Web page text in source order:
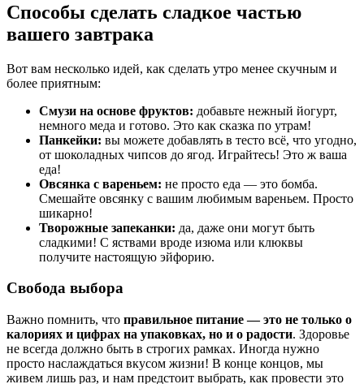
Способы сделать сладкое частью
вашего завтрака
Вот вам несколько идей, как сделать утро менее скучным и
более приятным:
Смузи на основе фруктов: добавьте нежный йогурт,
немного меда и готово. Это как сказка по утрам!
Панкейки: вы можете добавлять в тесто всё, что угодно,
от шоколадных чипсов до ягод. Играйтесь! Это ж ваша
еда!
Овсянка с вареньем: не просто еда — это бомба.
Смешайте овсянку с вашим любимым вареньем. Просто
шикарно!
Творожные запеканки: да, даже они могут быть
сладкими! С яствами вроде изюма или клюквы
получите настоящую эйфорию.
Свобода выбора
Важно помнить, что правильное питание — это не только о
калориях и цифрах на упаковках, но и о радости. Здоровье
не всегда должно быть в строгих рамках. Иногда нужно
просто наслаждаться вкусом жизни! В конце концов, мы
живем лишь раз, и нам предстоит выбрать, как провести это